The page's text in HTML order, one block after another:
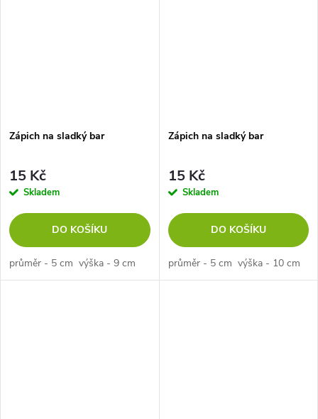
Zápich na sladký bar
15 Kč
Skladem
DO KOŠÍKU
průměr - 5 cm výška - 9 cm
Zápich na sladký bar
15 Kč
Skladem
DO KOŠÍKU
průměr - 5 cm výška - 10 cm